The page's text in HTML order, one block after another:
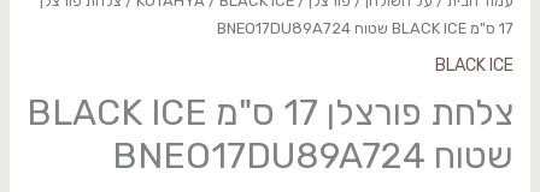
17 ס"מ BLACK ICE שטוח BNEO17DU89A724
BLACK ICE
צלחת פורצלן 17 ס"מ BLACK ICE
שטוח BNEO17DU89A724